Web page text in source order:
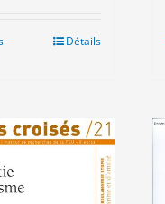
variations.
Les
Détails